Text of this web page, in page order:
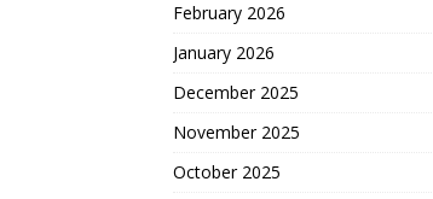
February 2026
January 2026
December 2025
November 2025
October 2025